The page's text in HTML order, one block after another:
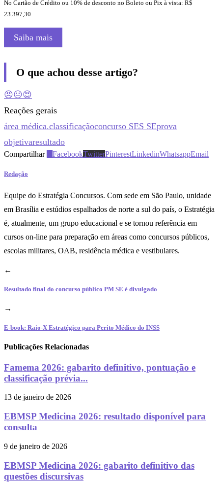
No Cartão de Crédito ou 10% de desconto no Boleto ou Pix à vista: R$
23.397,30
Saiba mais
O que achou desse artigo?
😠😐😍
Reações gerais
área médica.classificaçãoconcurso SES SEprova
objetivaresultado
Compartilhar FacebookTwitterPinterestLinkedinWhatsappEmail
Redação
Equipe do Estratégia Concursos. Com sede em São Paulo, unidade
em Brasília e estúdios espalhados de norte a sul do país, o Estratégia
é, atualmente, um grupo educacional e se tornou referência em
cursos on-line para preparação em áreas como concursos públicos,
escolas militares, OAB, residência médica e vestibulares.
←
Resultado final do concurso público PM SE é divulgado
→
E-book: Raio-X Estratégico para Perito Médico do INSS
Publicações Relacionadas
Famema 2026: gabarito definitivo, pontuação e
classificação prévia...
13 de janeiro de 2026
EBMSP Medicina 2026: resultado disponível para
consulta
9 de janeiro de 2026
EBMSP Medicina 2026: gabarito definitivo das
questões discursivas